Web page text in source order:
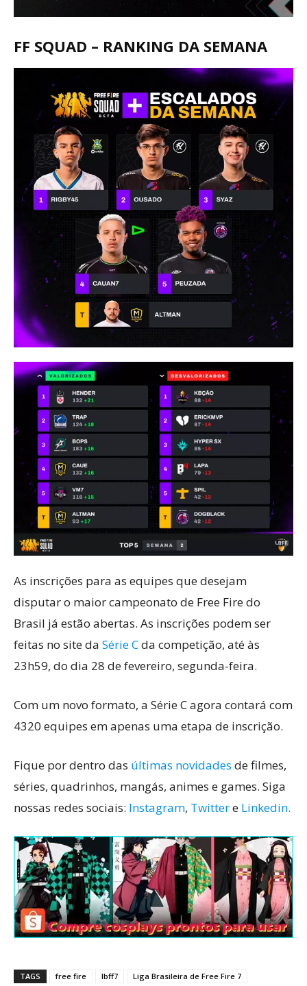
FF SQUAD – RANKING DA SEMANA
As inscrições para as equipes que desejam
disputar o maior campeonato de Free Fire do
Brasil já estão abertas. As inscrições podem ser
feitas no site da Série Cda competição, até às
23h59, do dia 28 de fevereiro, segunda-feira.
Com um novo formato, a Série C agora contará com
4320 equipes em apenas uma etapa de inscrição.
Fique por dentro das últimas novidades de filmes,
séries, quadrinhos, mangás, animes e games. Siga
nossas redes sociais: Instagram, Twittere Linkedin.
TAGS free fire lbff7 Liga Brasileira de Free Fire 7